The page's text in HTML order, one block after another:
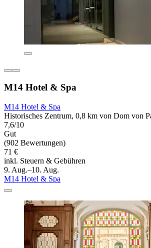
M14 Hotel & Spa
M14 Hotel & Spa
Historisches Zentrum, 0,8 km von Dom von
7,6/10
Gut
(902 Bewertungen)
71 €
inkl. Steuern & Gebühren
9. Aug.–10. Aug.
M14 Hotel & Spa